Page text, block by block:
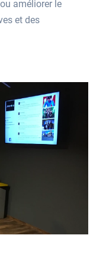
améliorer le
et des